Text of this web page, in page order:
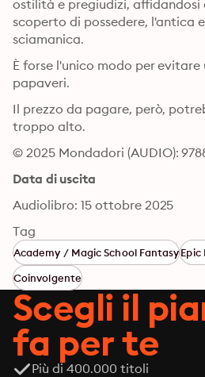
ostilità e pregiudizi, affidandosi
scoperto di possedere, l'antica
sciamanica.
È forse l'unico modo per evitare
papaveri.
Il prezzo da pagare, però,
troppo alto.
© 2025 Mondadori (AUDIO):
Data di uscita
Audiolibro: 15 ottobre 2025
Tag
Academy / Magic School FantasyEpic
Coinvolgente
Scegli il
fa per te
Più di 400.000 titoli